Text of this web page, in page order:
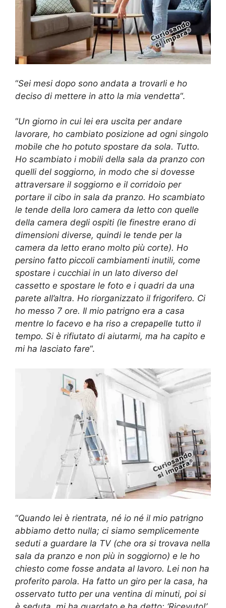
“Sei mesi dopo sono andata a trovarli e ho
deciso di mettere in atto la mia vendetta“.
“Un giorno in cui lei era uscita per andare
lavorare, ho cambiato posizione ad ogni singolo
mobile che ho potuto spostare da sola. Tutto.
Ho scambiato i mobili della sala da pranzo con
quelli del soggiorno, in modo che si dovesse
attraversare il soggiorno e il corridoio per
portare il cibo in sala da pranzo. Ho scambiato
le tende della loro camera da letto con quelle
della camera degli ospiti (le finestre erano di
dimensioni diverse, quindi le tende per la
camera da letto erano molto più corte). Ho
persino fatto piccoli cambiamenti inutili, come
spostare i cucchiai in un lato diverso del
cassetto e spostare le foto e i quadri da una
parete all’altra. Ho riorganizzato il frigorifero. Ci
ho messo 7 ore. Il mio patrigno era a casa
mentre lo facevo e ha riso a crepapelle tutto il
tempo. Si è rifiutato di aiutarmi, ma ha capito e
mi ha lasciato fare“.
“Quando lei è rientrata, né io né il mio patrigno
abbiamo detto nulla; ci siamo semplicemente
seduti a guardare la TV (che ora si trovava nella
sala da pranzo e non più in soggiorno) e le ho
chiesto come fosse andata al lavoro. Lei non ha
proferito parola. Ha fatto un giro per la casa, ha
osservato tutto per una ventina di minuti, poi si